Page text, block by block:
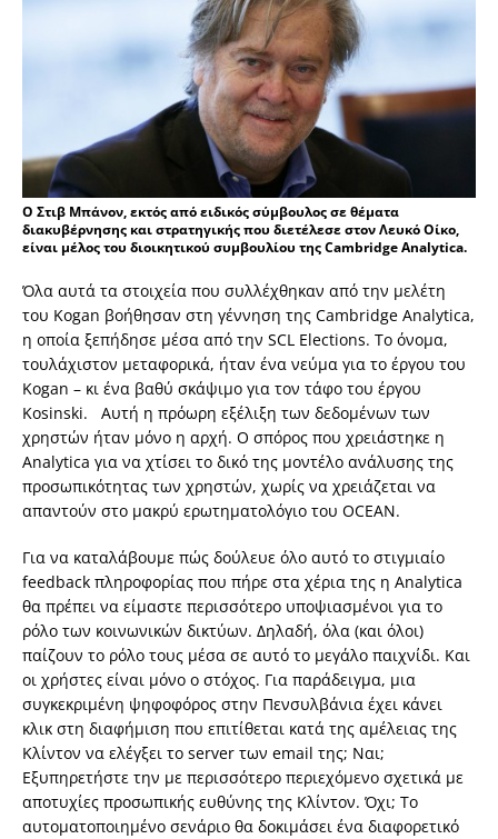
Ο Στιβ Μπάνον, εκτός από ειδικός σύμβουλος σε θέματα
διακυβέρνησης και στρατηγικής που διετέλεσε στον Λευκό Οίκο,
είναι μέλος του διοικητικού συμβουλίου της Cambridge Analytica.
Όλα αυτά τα στοιχεία που συλλέχθηκαν από την μελέτη
του Kogan βοήθησαν στη γέννηση της Cambridge Analytica,
η οποία ξεπήδησε μέσα από την SCL Elections. To όνομα,
τουλάχιστον μεταφορικά, ήταν ένα νεύμα για το έργου του
Kogan – κι ένα βαθύ σκάψιμο για τον τάφο του έργου
Kosinski. Αυτή η πρόωρη εξέλιξη των δεδομένων των
χρηστών ήταν μόνο η αρχή. Ο σπόρος που χρειάστηκε η
Analytica για να χτίσει το δικό της μοντέλο ανάλυσης της
προσωπικότητας των χρηστών, χωρίς να χρειάζεται να
απαντούν στο μακρύ ερωτηματολόγιο του OCEAN.
Για να καταλάβουμε πώς δούλευε όλο αυτό το στιγμιαίο
feedback πληροφορίας που πήρε στα χέρια της η Analytica
θα πρέπει να είμαστε περισσότερο υποψιασμένοι για το
ρόλο των κοινωνικών δικτύων. Δηλαδή, όλα (και όλοι)
παίζουν το ρόλο τους μέσα σε αυτό το μεγάλο παιχνίδι. Και
οι χρήστες είναι μόνο ο στόχος. Για παράδειγμα, μια
συγκεκριμένη ψηφοφόρος στην Πενσυλβάνια έχει κάνει
κλικ στη διαφήμιση που επιτίθεται κατά της αμέλειας της
Κλίντον να ελέγξει το server των email της; Ναι;
Εξυπηρετήστε την με περισσότερο περιεχόμενο σχετικά με
αποτυχίες προσωπικής ευθύνης της Κλίντον. Όχι; Το
αυτοματοποιημένο σενάριο θα δοκιμάσει ένα διαφορετικό